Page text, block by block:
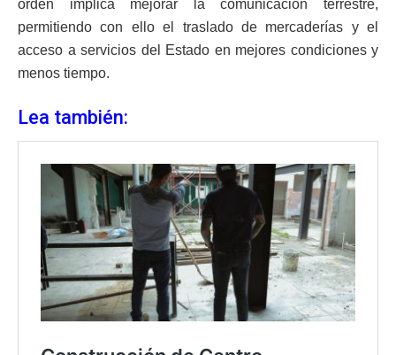
orden implica mejorar la comunicación terrestre,
permitiendo con ello el traslado de mercaderías y el
acceso a servicios del Estado en mejores condiciones y
menos tiempo.
Lea también: